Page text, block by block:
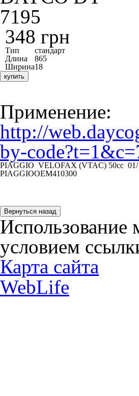
348 грн
Тип
стандарт
Длина
865
Ширина18
купить
Применение:
http://
by-
PIAGGIO VELOFAX (VTAC) 50сс
PIAGGIOOEM410300
Использование
условием
Карта сайта
WebLife